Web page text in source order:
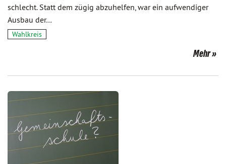
schlecht. Statt dem zügig abzuhelfen, war ein aufwendiger
Ausbau der…
Wahlkreis
Mehr